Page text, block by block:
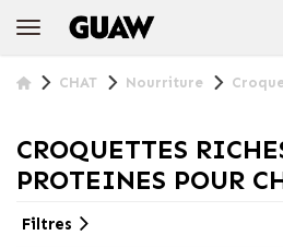
CHAT Nourriture
CROQUETTES
PROTEINES POUR
Filtres